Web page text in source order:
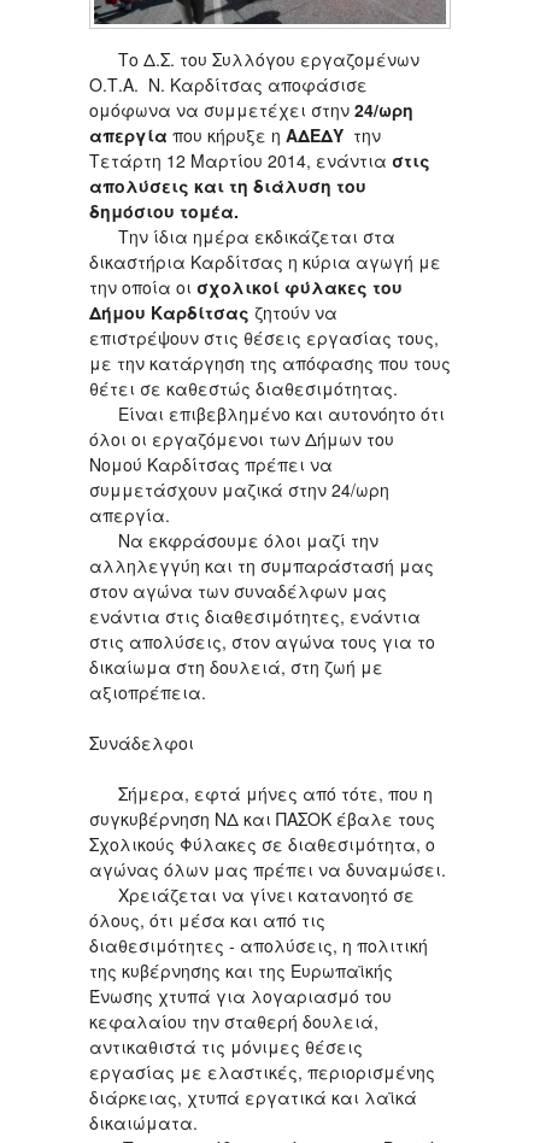
Το Δ.Σ. του Συλλόγου εργαζομένων
Ο.Τ.Α. Ν. Καρδίτσας αποφάσισε
ομόφωνα να συμμετέχει στην 24/ωρη
απεργία που κήρυξε η ΑΔΕΔΥ την
Τετάρτη 12 Μαρτίου 2014, ενάντια στις
απολύσεις και τη διάλυση του
δημόσιου τομέα.
Την ίδια ημέρα εκδικάζεται στα
δικαστήρια Καρδίτσας η κύρια αγωγή με
την οποία οι σχολικοί φύλακες του
Δήμου Καρδίτσας ζητούν να
επιστρέψουν στις θέσεις εργασίας τους,
με την κατάργηση της απόφασης που τους
θέτει σε καθεστώς διαθεσιμότητας.
Είναι επιβεβλημένο και αυτονόητο ότι
όλοι οι εργαζόμενοι των Δήμων του
Νομού Καρδίτσας πρέπει να
συμμετάσχουν μαζικά στην 24/ωρη
απεργία.
Να εκφράσουμε όλοι μαζί την
αλληλεγγύη και τη συμπαράστασή μας
στον αγώνα των συναδέλφων μας
ενάντια στις διαθεσιμότητες, ενάντια
στις απολύσεις, στον αγώνα τους για το
δικαίωμα στη δουλειά, στη ζωή με
αξιοπρέπεια.
Συνάδελφοι
Σήμερα, εφτά μήνες από τότε, που η
συγκυβέρνηση ΝΔ και ΠΑΣΟΚ έβαλε τους
Σχολικούς Φύλακες σε διαθεσιμότητα, ο
αγώνας όλων μας πρέπει να δυναμώσει.
Χρειάζεται να γίνει κατανοητό σε
όλους, ότι μέσα και από τις
διαθεσιμότητες - απολύσεις, η πολιτική
της κυβέρνησης και της Ευρωπαϊκής
Ένωσης χτυπά για λογαριασμό του
κεφαλαίου την σταθερή δουλειά,
αντικαθιστά τις μόνιμες θέσεις
εργασίας με ελαστικές, περιορισμένης
διάρκειας, χτυπά εργατικά και λαϊκά
δικαιώματα.